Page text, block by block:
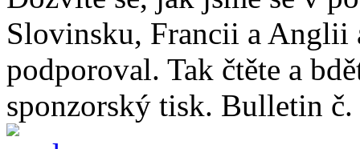
Slovinsku, Francii a Anglii
podporoval. Tak čtěte a
sponzorský tisk. Bulletin č.